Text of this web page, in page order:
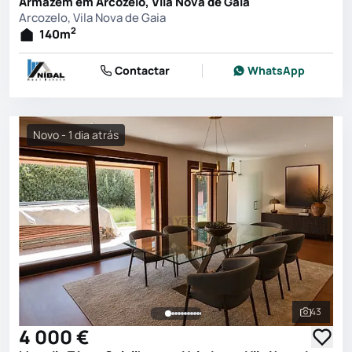
Arcozelo, Vila Nova de Gaia
140m2
Contactar WhatsApp
Ver
43
Novo - 1 dia atrás
4 000 €